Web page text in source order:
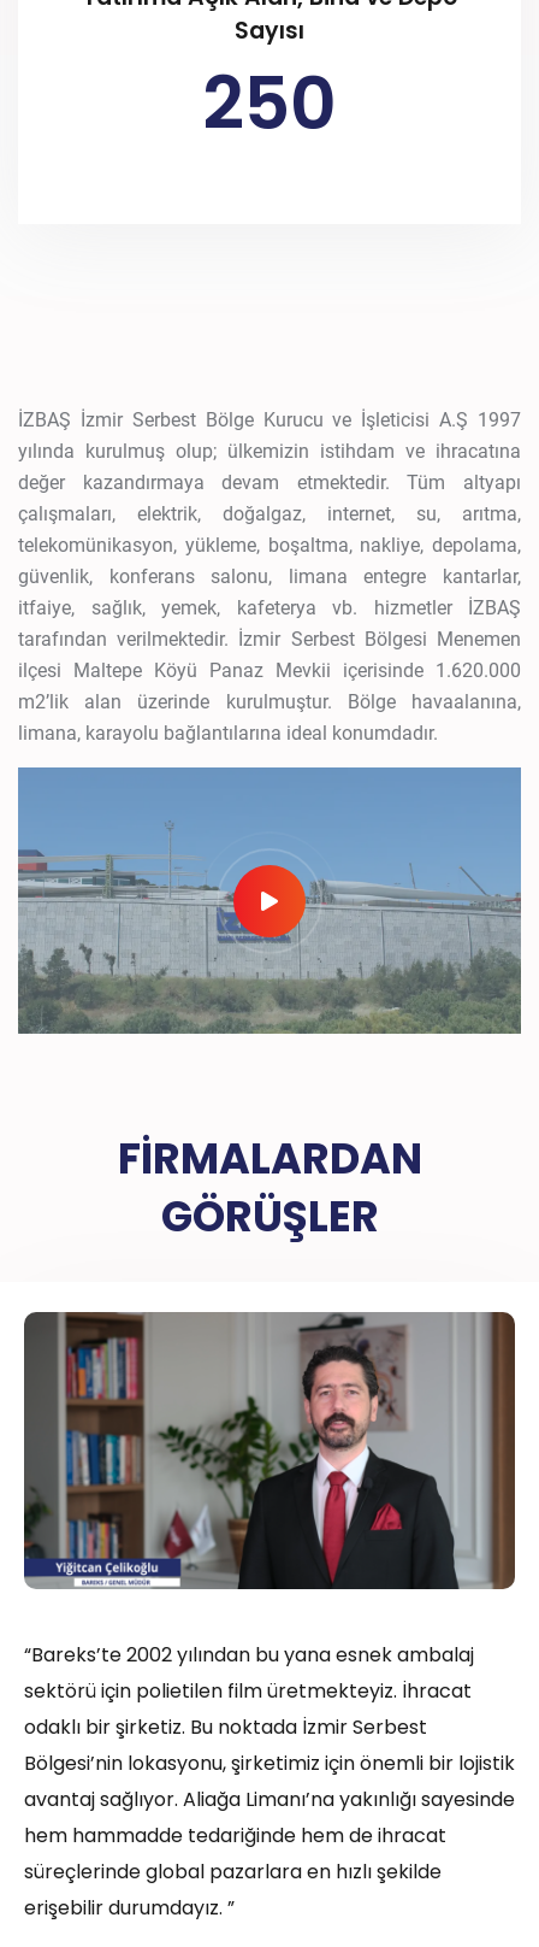
Sayısı
250
İZBAŞ İzmir Serbest Bölge Kurucu ve İşleticisi A.Ş 1997
yılında kurulmuş olup; ülkemizin istihdam ve ihracatına
değer kazandırmaya devam etmektedir. Tüm altyapı
çalışmaları, elektrik, doğalgaz, internet, su, arıtma,
telekomünikasyon, yükleme, boşaltma, nakliye, depolama,
güvenlik, konferans salonu, limana entegre kantarlar,
itfaiye, sağlık, yemek, kafeterya vb. hizmetler İZBAŞ
tarafından verilmektedir. İzmir Serbest Bölgesi Menemen
ilçesi Maltepe Köyü Panaz Mevkii içerisinde 1.620.000
m2’lik alan üzerinde kurulmuştur. Bölge havaalanına,
limana, karayolu bağlantılarına ideal konumdadır.
FİRMALARDAN
GÖRÜŞLER
“Bareks’te 2002 yılından bu yana esnek ambalaj
sektörü için polietilen film üretmekteyiz. İhracat
odaklı bir şirketiz. Bu noktada İzmir Serbest
Bölgesi’nin lokasyonu, şirketimiz için önemli bir lojistik
avantaj sağlıyor. Aliağa Limanı’na yakınlığı sayesinde
hem hammadde tedariğinde hem de ihracat
süreçlerinde global pazarlara en hızlı şekilde
erişebilir durumdayız. ”